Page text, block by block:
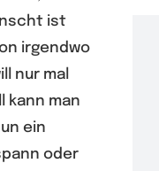
ist
irgendwo
nur mal
kann man
ein
oder